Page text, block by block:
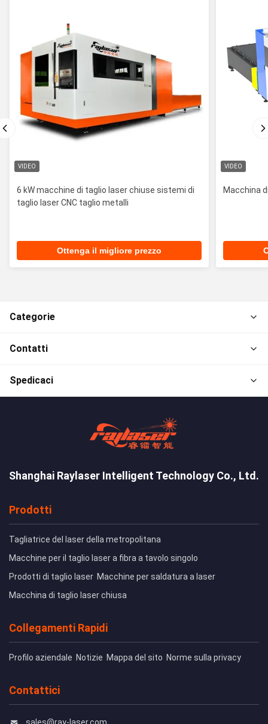
VIDEO
6 kW macchine di taglio laser chiuse sistemi di
taglio laser CNC taglio metalli
Ottenga il migliore prezzo
VIDEO
Macchina
Categorie
Contatti
Spedicaci
Shanghai Raylaser Intelligent Technology Co., Ltd.
Prodotti
Tagliatrice del laser della metropolitana
Macchine per il taglio laser a fibra a tavolo singolo
Prodotti di taglio laser Macchine per saldatura a laser
Macchina di taglio laser chiusa
Collegamenti Rapidi
Profilo aziendale Notizie Mappa del sito Norme sulla privacy
Contattici